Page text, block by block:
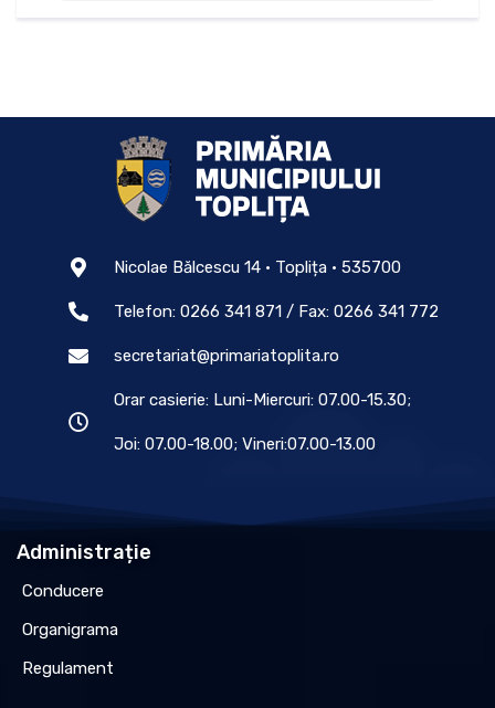
Nicolae Bălcescu 14 • Toplița • 535700
Telefon: 0266 341 871 / Fax: 0266 341 772
secretariat@primariatoplita.ro
Orar casierie: Luni-Miercuri: 07.00-15.30;
Joi: 07.00-18.00; Vineri:07.00-13.00
Administrație
Conducere
Organigrama
Regulament